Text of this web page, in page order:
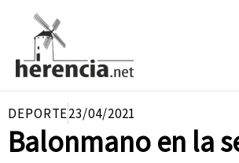
contenido
DEPORTE23/04/2021
Balonmano en la